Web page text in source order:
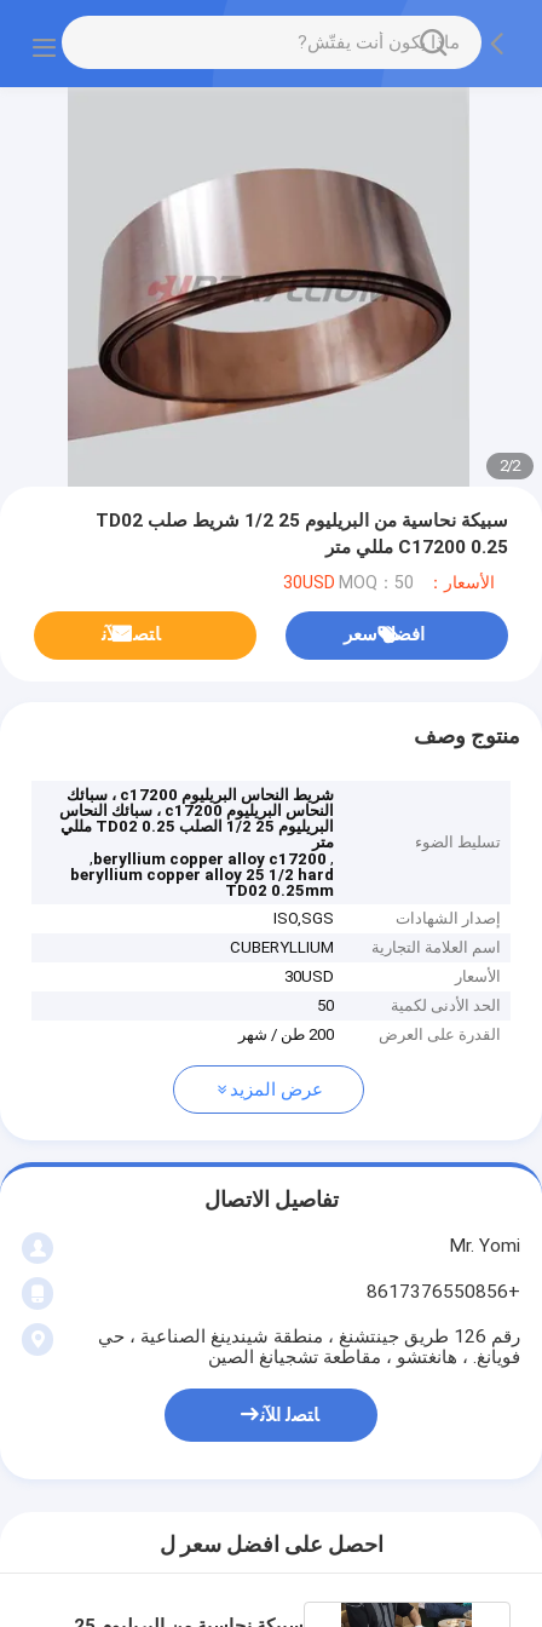
2
/
2
سبيكة نحاسية من البريليوم 25 1/2 شريط صلب TD02
C17200 0.25 مللي متر
الأسعار：30USD MOQ：50
افضل سعر ﺎﺘﺼﻟ ﺍﻶﻧ
منتوج وصف
تسليط الضوء
شريط النحاس البريليوم c17200 ، سبائك
النحاس البريليوم c17200 ، سبائك النحاس
البريليوم 25 1/2 الصلب TD02 0.25 مللي
متر
,
beryllium copper alloy c17200
,
beryllium copper alloy 25 1/2 hard
TD02 0.25mm
إصدار الشهادات
ISO,SGS
اسم العلامة التجارية
CUBERYLLIUM
الأسعار
30USD
الحد الأدنى لكمية
50
القدرة على العرض
200 طن / شهر
عرض المزيد
تفاصيل الاتصال
Mr. Yomi
+8617376550856
رقم 126 طريق جينتشنغ ، منطقة شيندينغ الصناعية ، حي
فويانغ. ، هانغتشو ، مقاطعة تشجيانغ الصين
ﺎﺘﺼﻟ ﺍﻶﻧ
احصل على افضل سعر ل